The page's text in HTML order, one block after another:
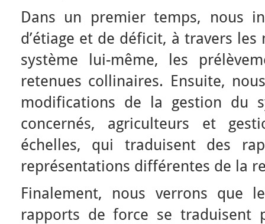
Dans un premier temps, nous
d’étiage et de déficit, à travers
système lui-même, les
retenues collinaires. Ensuite,
modifications de la gestion du
concernés, agriculteurs et
échelles, qui traduisent des
représentations différentes de la
Finalement, nous verrons que
rapports de force se traduisent